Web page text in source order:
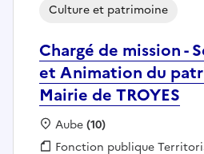
Chargé de mission -
et Animation du
Mairie de TROYES
Culture et patrimoine
Localisation :
Aube(10)
Fonction publique :
Fonction publique